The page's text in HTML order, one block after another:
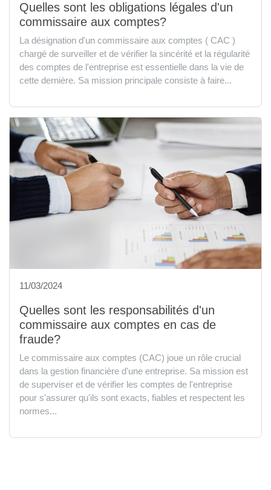
Quelles sont les obligations légales d'un
commissaire aux comptes?
La désignation d'un commissaire aux comptes ( CAC )
chargé de surveiller et de vérifier la sincérité et la régularité
des comptes de l'entreprise est essentielle dans la vie de
cette dernière. Sa mission principale consiste à faire...
11/03/2024
Quelles sont les responsabilités d'un
commissaire aux comptes en cas de
fraude?
Le commissaire aux comptes (CAC) joue un rôle crucial
dans la gestion financière d'une entreprise. Sa mission est
de superviser et de vérifier les comptes de l'entreprise
pour s'assurer qu'ils sont exacts, fiables et respectent les
normes...